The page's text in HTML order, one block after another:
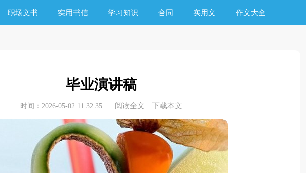
职场文书 实用书信 学习知识 合同 实用文 作文大全
毕业演讲稿
时间：2026-05-02 11:32:35 阅读全文 下载本文